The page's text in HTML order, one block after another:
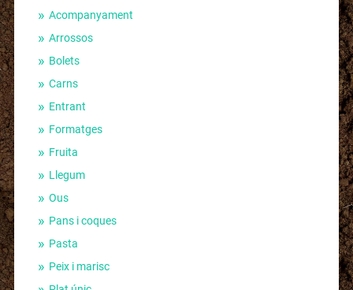
Acompanyament
Arrossos
Bolets
Carns
Entrant
Formatges
Fruita
Llegum
Ous
Pans i coques
Pasta
Peix i marisc